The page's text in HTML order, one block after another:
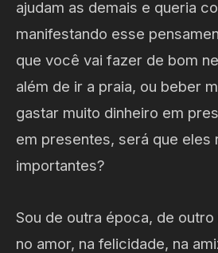
ajudam as demais e queria
manifestando esse
que você vai fazer de bom
além de ir a praia, ou beber
gastar muito dinheiro em
em presentes, será que eles
importantes?
Sou de outra época, de
no amor, na felicidade, na